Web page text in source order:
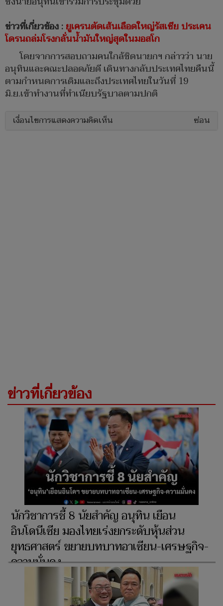
ข่าวที่เกี่ยวข้อง :ยูเครนตัดเส้นเลือดใหญ่รัสเซีย ประเคน
โดรนถล่มโรงกลั่นน้ำมันใหญ่สุดในมอสโก
โดยจากการสอบถามคนใกล้ชิดนายกฯ กล่าวว่า นาย
อนุทินและคณะปลอดภัยดี เดินทางกลับประเทศไทยคืนนี้
ตามกำหนดการเดิมและถึงประเทศไทยในวันที่ 19
มิ.ย.เข้าทำงานที่ทำเนียบรัฐบาลตามปกติ
เงื่อนไขการแสดงความคิดเห็น ซ่อน
ข่าวที่เกี่ยวข้อง
นักวิชาการชี้ 8 นัยสำคัญ อนุทิน เยือน
อินโดนีเซีย มองไทยเร่งยกระดับหุ้นส่วน
ยุทธศาสตร์ ขยายบทบาทอาเซียน-เศรษฐกิจ-
ความมั่นคง